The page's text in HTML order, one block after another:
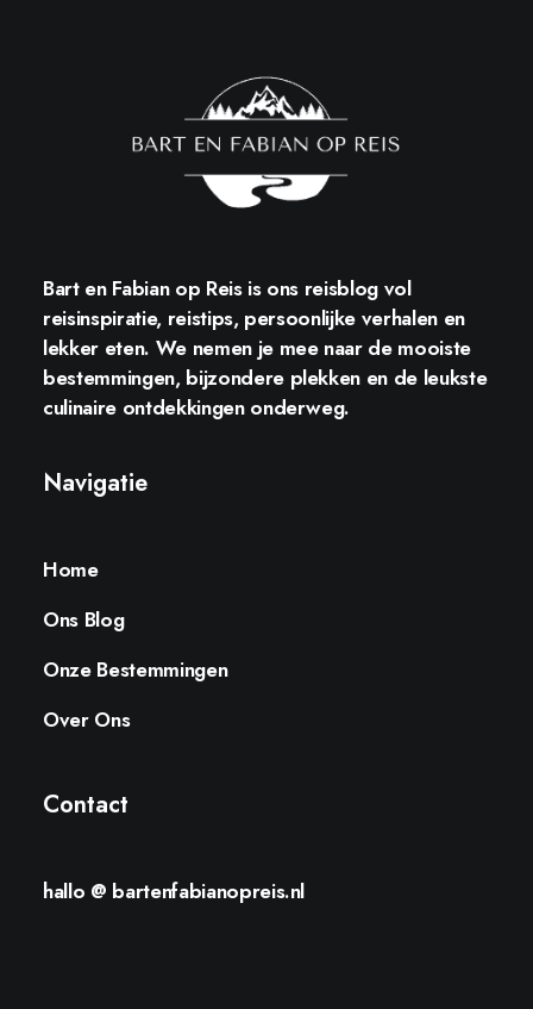
Bart en Fabian op Reisis ons reisblog vol
reisinspiratie, reistips, persoonlijke verhalen en
lekker eten. We nemen je mee naar de mooiste
bestemmingen, bijzondere plekken en de leukste
culinaire ontdekkingen onderweg.
Navigatie
Home
Ons Blog
Onze Bestemmingen
Over Ons
Contact
hallo @ bartenfabianopreis.nl